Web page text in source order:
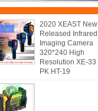
2020 XEAST New
Released Infrared
Imaging Camera
320*240 High
Resolution XE-33
PK HT-19